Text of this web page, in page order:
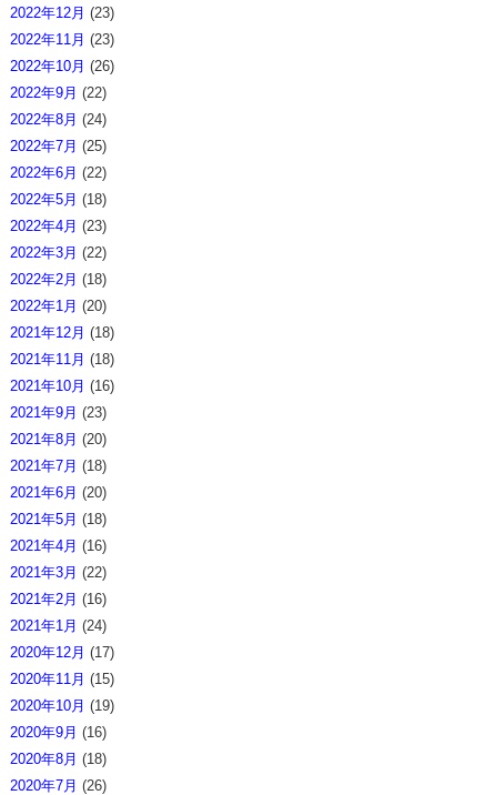
2022年12月 (23)
2022年11月 (23)
2022年10月 (26)
2022年9月 (22)
2022年8月 (24)
2022年7月 (25)
2022年6月 (22)
2022年5月 (18)
2022年4月 (23)
2022年3月 (22)
2022年2月 (18)
2022年1月 (20)
2021年12月 (18)
2021年11月 (18)
2021年10月 (16)
2021年9月 (23)
2021年8月 (20)
2021年7月 (18)
2021年6月 (20)
2021年5月 (18)
2021年4月 (16)
2021年3月 (22)
2021年2月 (16)
2021年1月 (24)
2020年12月 (17)
2020年11月 (15)
2020年10月 (19)
2020年9月 (16)
2020年8月 (18)
2020年7月 (26)